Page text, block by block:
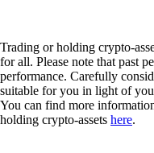
Trading or holding crypto-
for all. Please note that past
performance. Carefully
suitable for you in light of
You can find more
holding crypto-assets here.